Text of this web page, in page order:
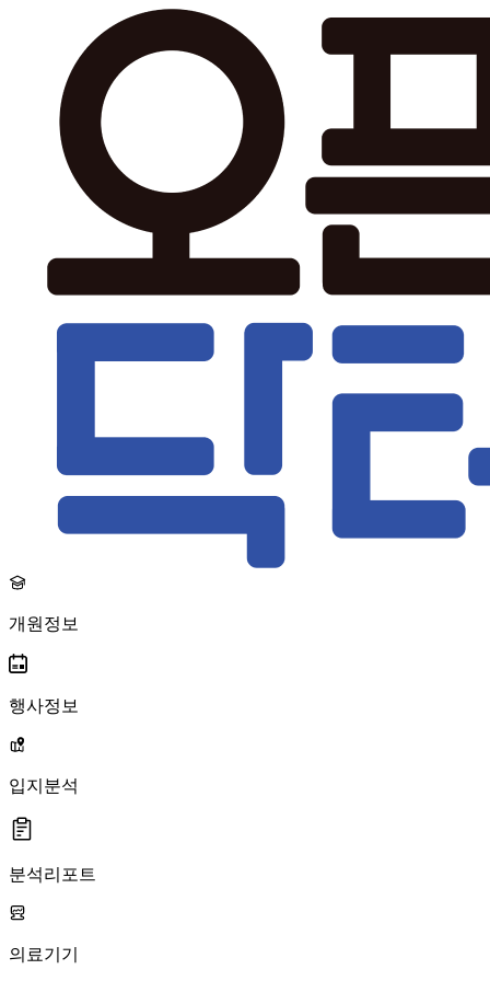
개원정보
행사정보
입지분석
분석리포트
의료기기